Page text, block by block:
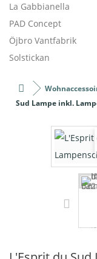
La Gabbianella
PAD Concept
Öjbro Vantfabrik
Solstickan
Sud Lampe inkl.